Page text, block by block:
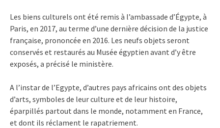
Les biens culturels ont été remis à l’ambassade d’Égypte, à
Paris, en 2017, au terme d’une dernière décision de la justice
française, prononcée en 2016. Les neufs objets seront
conservés et restaurés au Musée égyptien avant d’y être
exposés, a précisé le ministère.
A l’instar de l’Egypte, d’autres pays africains ont des objets
d’arts, symboles de leur culture et de leur histoire,
éparpillés partout dans le monde, notamment en France,
et dont ils réclament le rapatriement.